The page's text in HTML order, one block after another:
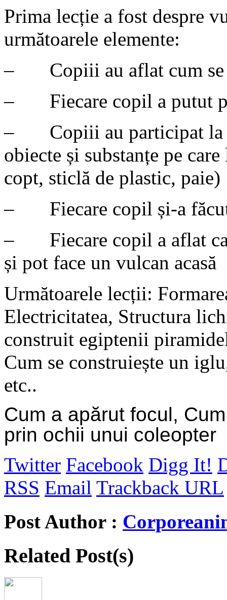
Prima lecție a fost despre
următoarele elemente:
– Copiii au aflat cum se
– Fiecare copil a putut
– Copiii au participat la
obiecte și substanțe pe
copt, sticlă de plastic, paie)
– Fiecare copil și-a
– Fiecare copil a aflat
și pot face un vulcan acasă
Următoarele lecții:
Electricitatea, Structura
construit egiptenii
Cum se construiește un
etc..
Cum a apărut focul,
prin ochii unui coleopter
Twitter Facebook Digg It!
RSS Email Trackback URL
Post Author :
Related Post(s)